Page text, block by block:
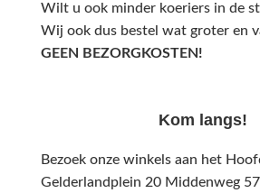
Wilt u ook minder koeriers in de
Wij ook dus bestel wat groter en
GEEN BEZORGKOSTEN!
Kom langs!
Bezoek onze winkels aan het
Gelderlandplein 20 Middenweg